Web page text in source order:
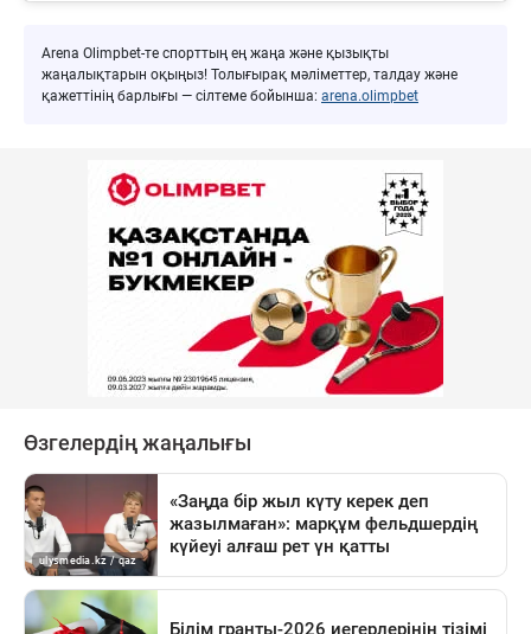
Arena Olimpbet-те спорттың ең жаңа және қызықты
жаңалықтарын оқыңыз! Толығырақ мәліметтер, талдау және
қажеттінің барлығы — сілтеме бойынша: arena.olimpbet